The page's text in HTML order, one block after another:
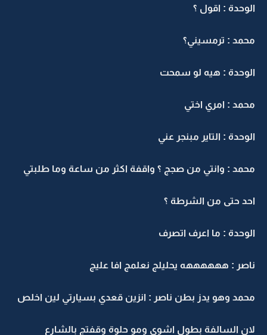
الوحدة : اقول ؟
محمد : ترمسيني؟
الوحدة : هيه لو سمحت
محمد : امري اختي
الوحدة : التاير مبنجر عني
محمد : وانتي من صجج ؟ واقفة اكثر من ساعة وما طلبتي
احد حتى من الشرطة ؟
الوحدة : ما اعرف اتصرف
ناصر : ههههههه يحليلج نعلمج افا عليج
محمد وهو يدز بطن ناصر : انزين قعدي بسيارتي لين اخلص
لان السالفة بطول اشوي ومو حلوة وقفتج بالشارع